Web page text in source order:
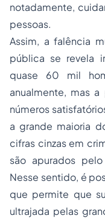
notadamente,
pessoas.
Assim, a falência
pública se revela
quase 60 mil
anualmente, mas
números
a grande maioria
cifras cinzas em
são apurados
Nesse sentido, é
que permite que
ultrajada pelas